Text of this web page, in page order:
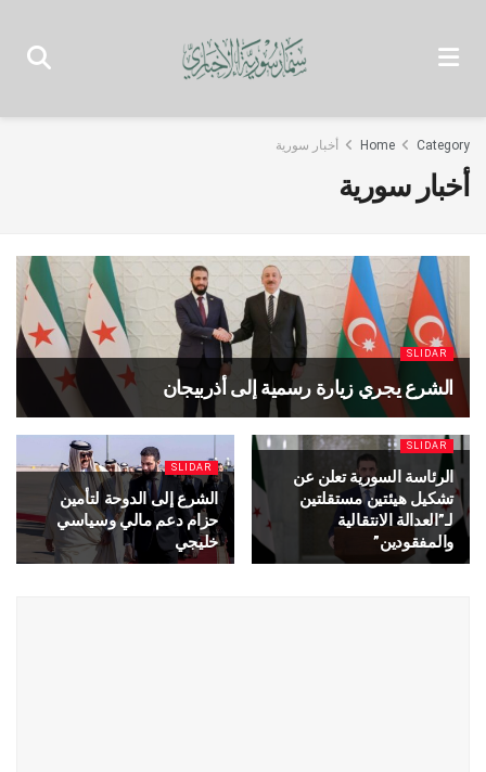
Home Category أخبار سورية
أخبار سورية
SLIDAR
الشرع يجري زيارة رسمية إلى أذربيجان
SLIDAR
الرئاسة السورية تعلن عن
تشكيل هيئتين مستقلتين
لـ”العدالة الانتقالية
والمفقودين”
SLIDAR
الشرع إلى الدوحة لتأمين
حزام دعم مالي وسياسي
خليجي